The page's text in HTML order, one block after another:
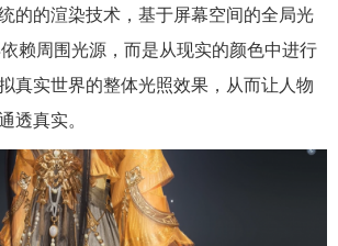
的渲染技术，基于屏幕空间的全局光
赖周围光源，而是从现实的颜色中进行
真实世界的整体光照效果，从而让人物
透真实。